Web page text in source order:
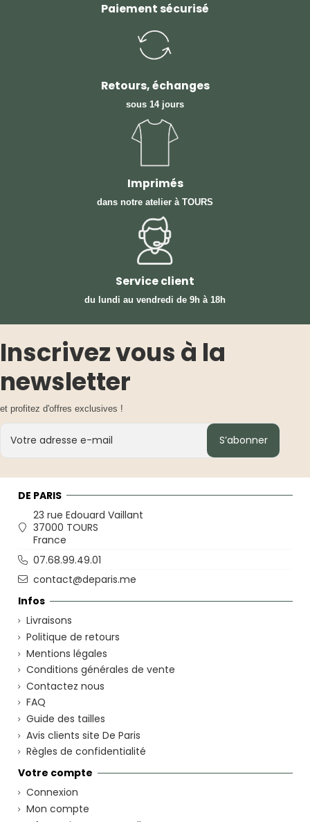
Paiement sécurisé
Retours, échanges
sous 14 jours
Imprimés
dans notre atelier à TOURS
Service client
du lundi au vendredi de 9h à 18h
Inscrivez vous à la
newsletter
et profitez d'offres exclusives !
S’abonner
Votre compte
Connexion
Mon compte
Infos
Livraisons
Politique de retours
Mentions légales
Conditions générales de vente
Contactez nous
FAQ
Guide des tailles
Avis clients site De Paris
Règles de confidentialité
DE PARIS
23 rue Edouard Vaillant
37000 TOURS
France
07.68.99.49.01
contact@deparis.me